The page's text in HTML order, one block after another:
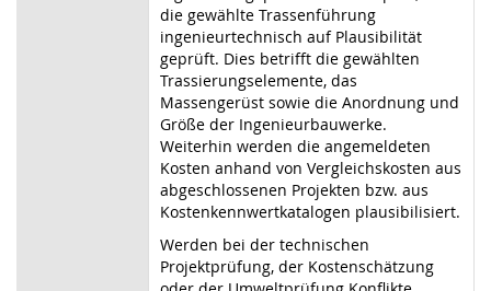
die gewählte Trassenführung
ingenieurtechnisch auf Plausibilität
geprüft. Dies betrifft die gewählten
Trassierungselemente, das
Massengerüst sowie die Anordnung und
Größe der Ingenieurbauwerke.
Weiterhin werden die angemeldeten
Kosten anhand von Vergleichskosten aus
abgeschlossenen Projekten bzw. aus
Kostenkennwertkatalogen plausibilisiert.
Werden bei der technischen
Projektprüfung, der Kostenschätzung